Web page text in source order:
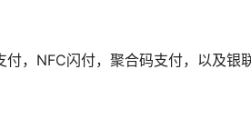
，NFC闪付，聚合码支付，以及银